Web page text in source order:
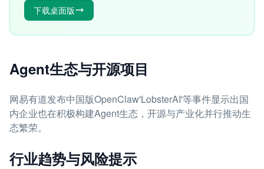
下载桌面版
Agent生态与开源项目
网易有道发布中国版OpenClaw'LobsterAI'等事件显示出国
内企业也在积极构建Agent生态，开源与产业化并行推动生
态繁荣。
行业趋势与风险提示